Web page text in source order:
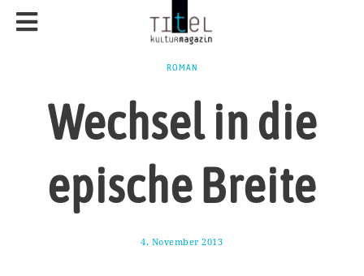
ROMAN
Wechsel in die
epische Breite
4. November 2013